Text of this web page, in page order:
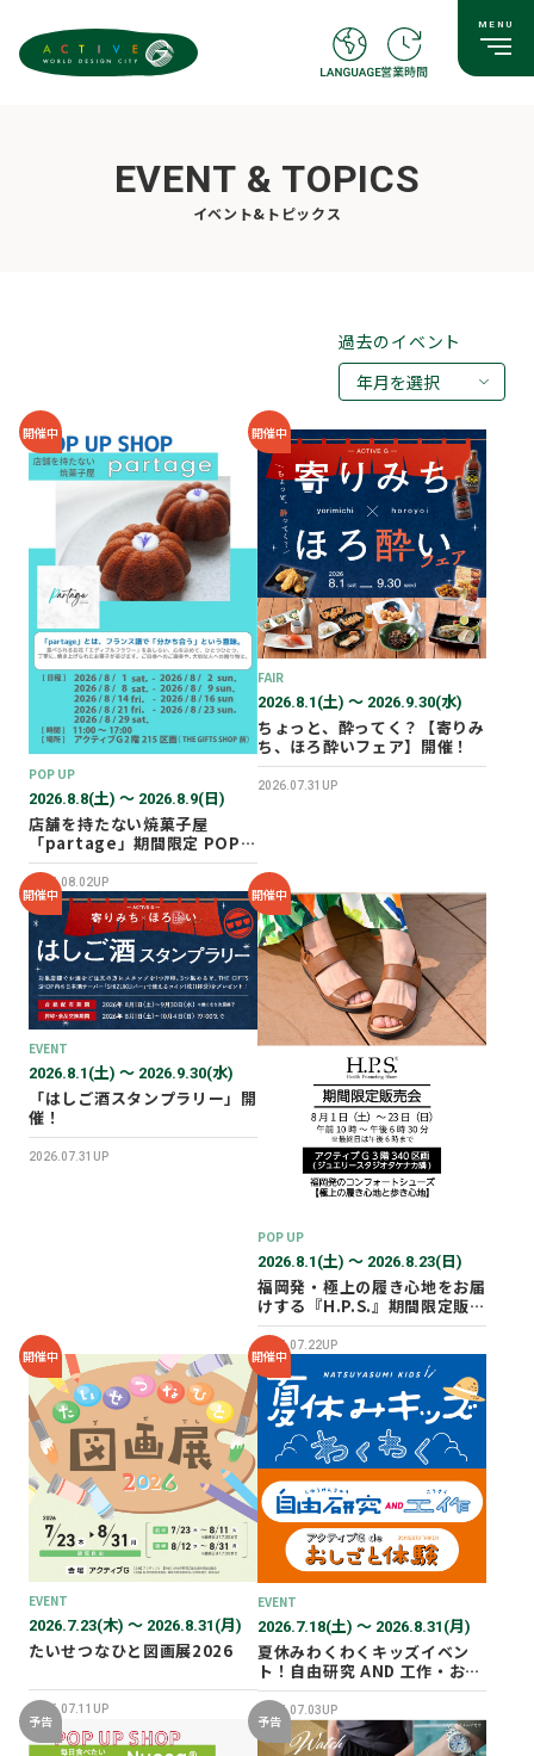
EVENT & TOPICS
イベント&トピックス
過去のイベント
年月を選択
2026年07月
2026年05月
2026年03月
2026年02月
2025年12月
2025年11月
2025年10月
開催中
POP UP
2026.8.8(土) 〜 2026.8.9(日)
店舗を持たない焼菓子屋
「partage」期間限定 POP
UP SHOP オープン！
2026.08.02UP
開催中
FAIR
2026.8.1(土) 〜 2026.9.30(水)
ちょっと、酔ってく？【寄りみ
ち、ほろ酔いフェア】開催！
2026.07.31UP
開催中
EVENT
2026.8.1(土) 〜 2026.9.30(水)
「はしご酒スタンプラリー」開
催！
2026.07.31UP
開催中
POP UP
2026.8.1(土) 〜 2026.8.23(日)
福岡発・極上の履き心地をお届
けする『H.P.S.』期間限定販売
会を開催✨
2026.07.22UP
開催中
EVENT
2026.7.23(木) 〜 2026.8.31(月)
たいせつなひと図画展2026
2026.07.11UP
開催中
EVENT
2026.7.18(土) 〜 2026.8.31(月)
夏休みわくわくキッズイベン
ト！自由研究 AND 工作・おし
ごと体験！
2026.07.03UP
予告 予告